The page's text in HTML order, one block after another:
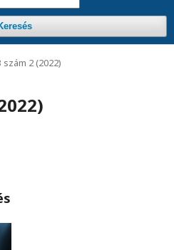
szám 2 (2022)